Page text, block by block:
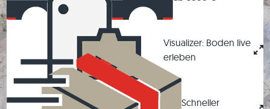
Visualizer: Boden live
erleben
Schneller